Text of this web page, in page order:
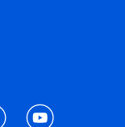
youtube